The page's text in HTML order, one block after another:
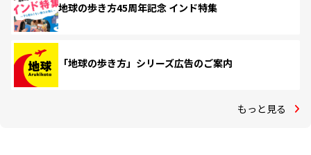
地球の歩き方45周年記念 インド特集
「地球の歩き方」シリーズ広告のご案内
もっと見る